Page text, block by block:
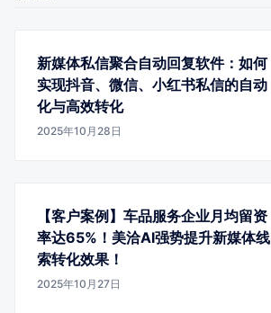
新媒体私信聚合自动回复软件：如何
实现抖音、微信、小红书私信的自动
化与高效转化
2025年10月28日
【客户案例】车品服务企业月均留资
率达65%！美洽AI强势提升新媒体线
索转化效果！
2025年10月27日